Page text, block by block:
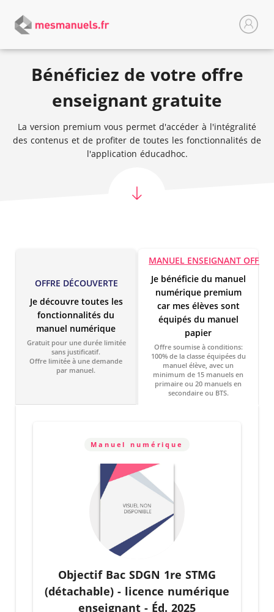
Bénéficiez de votre offre
enseignant gratuite
La version premium vous permet d'accéder à l'intégralité
des contenus et de profiter de toutes les fonctionnalités de
l'application éducadhoc.
OFFRE DÉCOUVERTE
Je découvre toutes les
fonctionnalités du
manuel numérique
Gratuit pour une durée limitée
sans justificatif.
Offre limitée à une demande
par manuel.
MANUEL ENSEIGNANT OFFERT
Je bénéficie du manuel
numérique premium
car mes élèves sont
équipés du manuel
papier
Offre soumise à conditions:
100% de la classe équipées du
manuel élève, avec un
minimum de 15 manuels en
primaire ou 20 manuels en
secondaire ou BTS.
Manuel numérique
Objectif Bac SDGN 1re STMG
(détachable) - licence numérique
enseignant - Éd. 2025